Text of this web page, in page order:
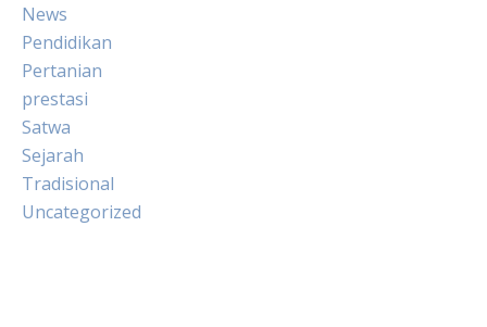
News
Pendidikan
Pertanian
prestasi
Satwa
Sejarah
Tradisional
Uncategorized